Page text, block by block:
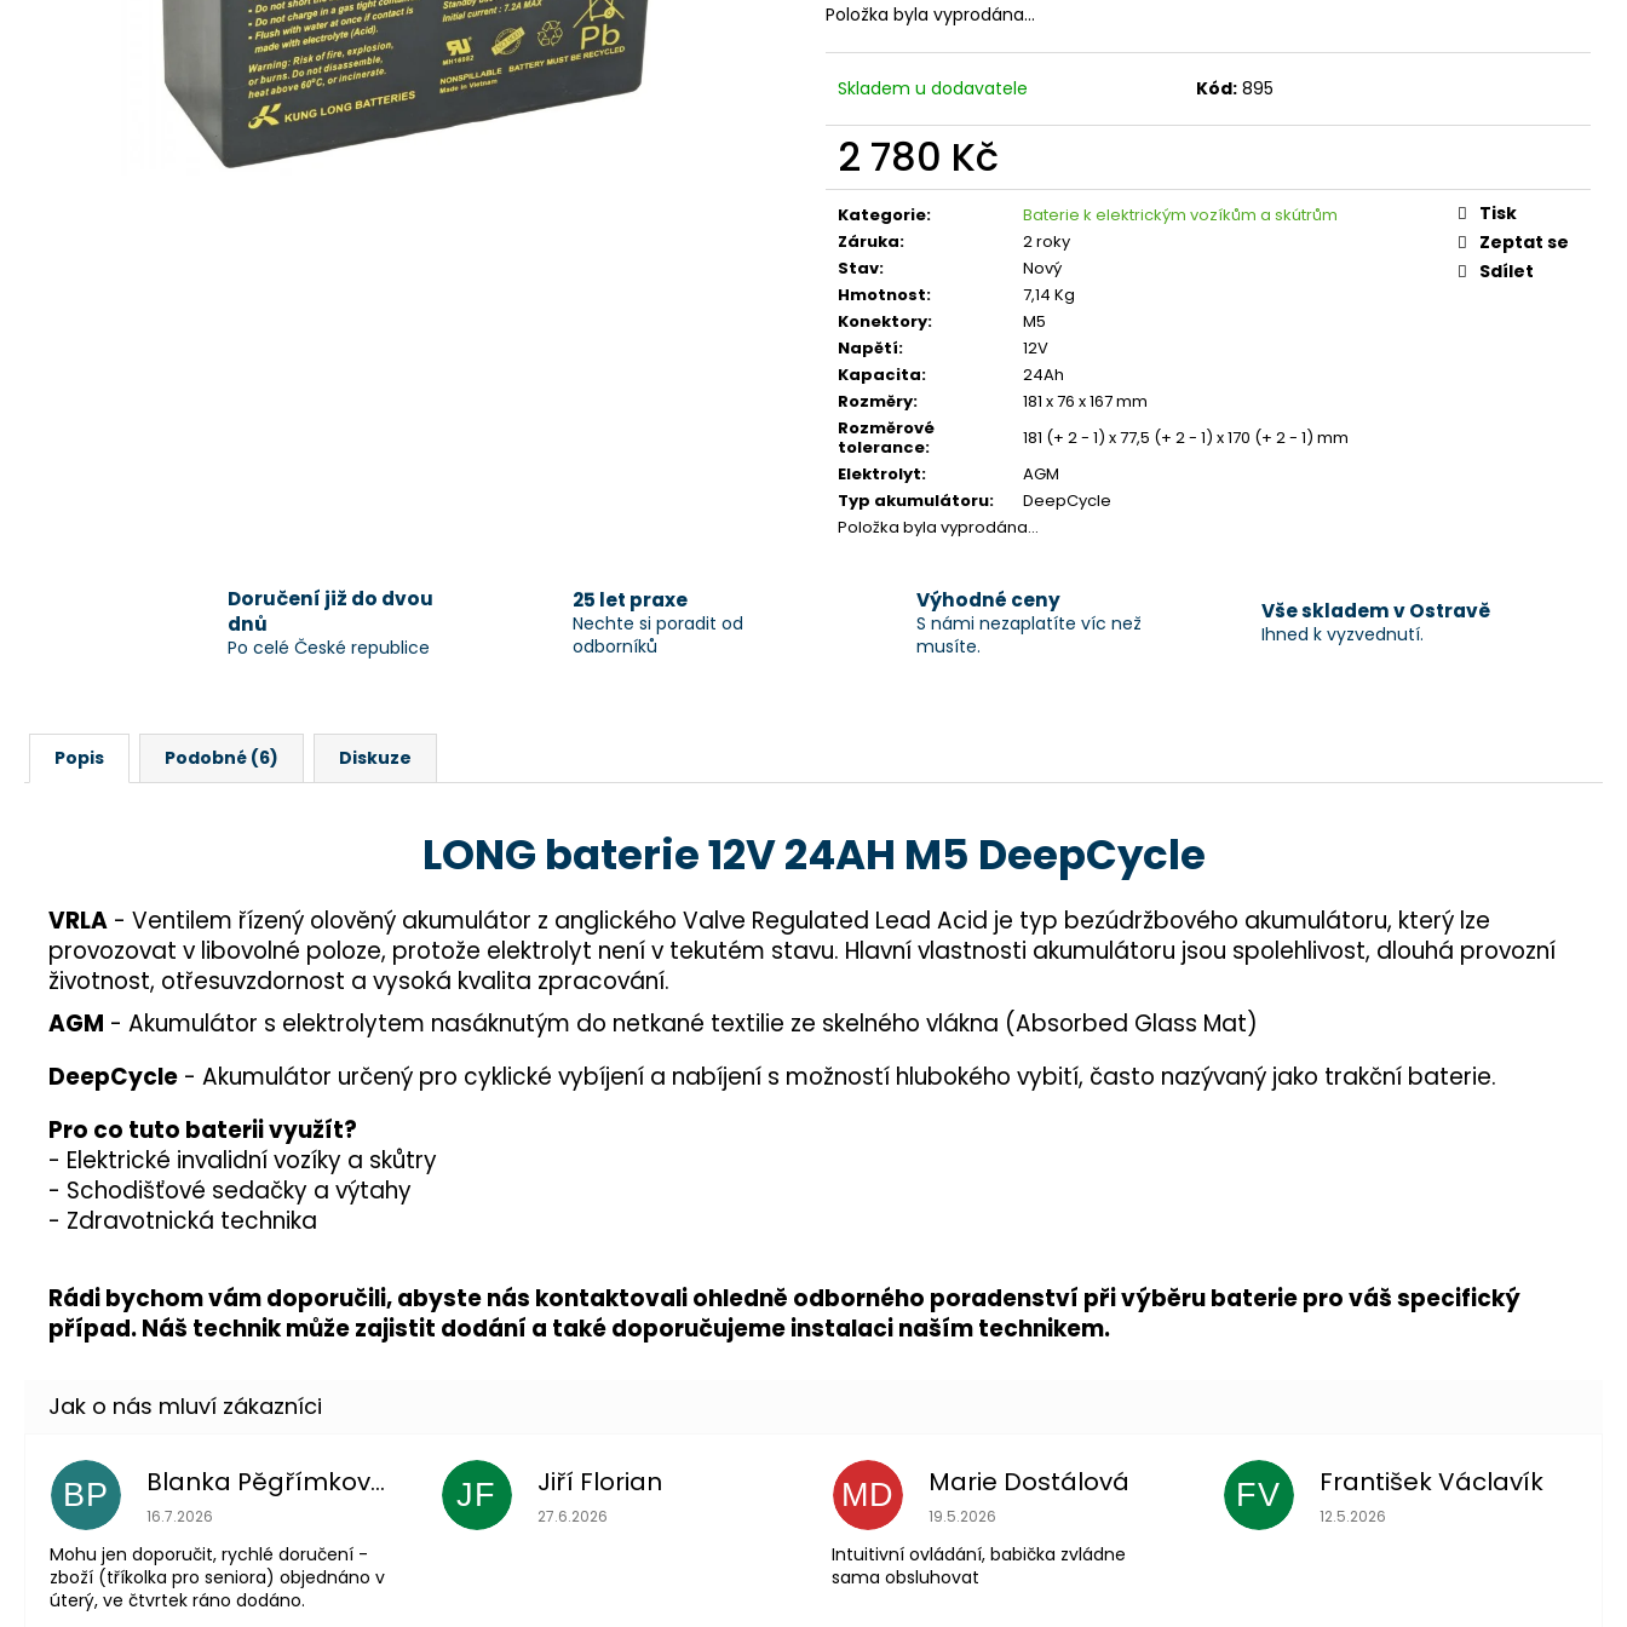
Položka byla vyprodána…
Skladem u dodavatele Kód: 895
2 780 Kč
Měrná
cena:
Kategorie:
Baterie k elektrickým vozíkům a skútrům
Záruka:
2 roky
Stav:
Nový
Hmotnost:
7,14 Kg
Konektory:
M5
Napětí:
12V
Kapacita:
24Ah
Rozměry:
181 x 76 x 167 mm
Rozměrové
tolerance:
181 (+ 2 - 1) x 77,5 (+ 2 - 1) x 170 (+ 2 - 1) mm
Elektrolyt:
AGM
Typ akumulátoru:
DeepCycle
Položka byla vyprodána…
Tisk
Zeptat se
Sdílet
Doručení již do dvou
dnů
Po celé České republice
25 let praxe
Nechte si poradit od
odborníků
Výhodné ceny
S námi nezaplatíte víc než
musíte.
Vše skladem v Ostravě
Ihned k vyzvednutí.
Popis Podobné (6) Diskuze
LONG baterie 12V 24AH M5 DeepCycle
VRLA - Ventilem řízený olověný akumulátor z anglického Valve Regulated Lead Acid je typ bezúdržbového akumulátoru, který lze
provozovat v libovolné poloze, protože elektrolyt není v tekutém stavu. Hlavní vlastnosti akumulátoru jsou spolehlivost, dlouhá provozní
životnost, otřesuvzdornost a vysoká kvalita zpracování.
AGM - Akumulátor s elektrolytem nasáknutým do netkané textilie ze skelného vlákna (Absorbed Glass Mat)
DeepCycle - Akumulátor určený pro cyklické vybíjení a nabíjení s možností hlubokého vybití, často nazývaný jako trakční baterie.
Pro co tuto baterii využít?
- Elektrické invalidní vozíky a skůtry
- Schodišťové sedačky a výtahy
- Zdravotnická technika
Rádi bychom vám doporučili, abyste nás kontaktovali ohledně odborného poradenství při výběru baterie pro váš specifický
případ. Náš technik může zajistit dodání a také doporučujeme instalaci naším technikem.
BP Blanka Pěgřímková
Hodnocení obchodu je 5 z 5 hvězdiček.
16.7.2026
Mohu jen doporučit, rychlé doručení -
zboží (tříkolka pro seniora) objednáno v
úterý, ve čtvrtek ráno dodáno.
JF Jiří Florian
Hodnocení obchodu je 5 z 5 hvězdiček.
27.6.2026
MD Marie Dostálová
Hodnocení obchodu je 5 z 5 hvězdiček.
19.5.2026
Intuitivní ovládání, babička zvládne
sama obsluhovat
FV František Václavík
Hodnocení obchodu je 5 z 5
12.5.2026